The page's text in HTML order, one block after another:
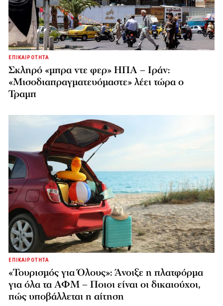
ΕΠΙΚΑΙΡΟΤΗΤΑ
Σκληρό «μπρα ντε φερ» ΗΠΑ – Ιράν:
«Μισοδιαπραγματευόμαστε» λέει τώρα ο
Τραμπ
ΕΠΙΚΑΙΡΟΤΗΤΑ
«Τουρισμός για Όλους»: Άνοιξε η πλατφόρμα
για όλα τα ΑΦΜ – Ποιοι είναι οι δικαιούχοι,
πώς υποβάλλεται η αίτηση